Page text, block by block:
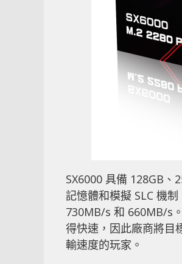
SX6000 具備 128GB
記憶體和模擬 SLC 機
730MB/s 和 660MB/s
得快速，因此廠商將目
輸速度的玩家。